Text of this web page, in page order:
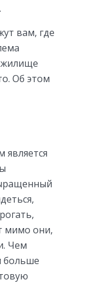
вам, где
жилище
Об этом
является
мимо они,
Чем
больше